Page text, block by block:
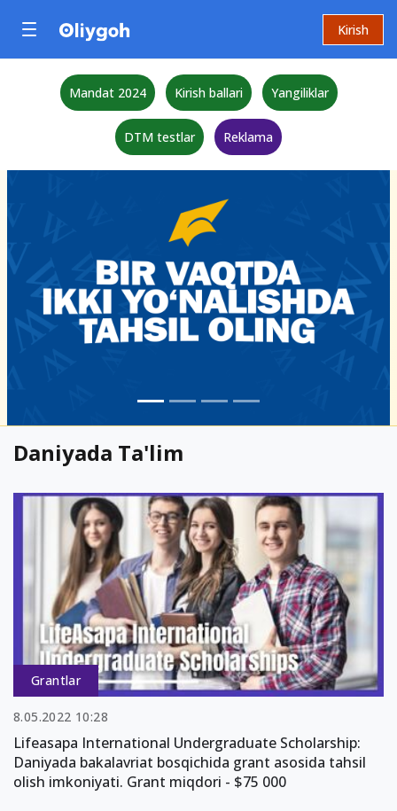
Kirish
Mandat 2024 Kirish ballari Yangiliklar
DTM testlar Reklama
Daniyada Ta'lim
Grantlar
8.05.2022 10:28
Lifeasapa International Undergraduate Scholarship:
Daniyada bakalavriat bosqichida grant asosida tahsil
olish imkoniyati. Grant miqdori - $75 000